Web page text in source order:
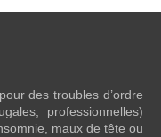
des troubles d’ordre
professionnelles)
maux de tête ou